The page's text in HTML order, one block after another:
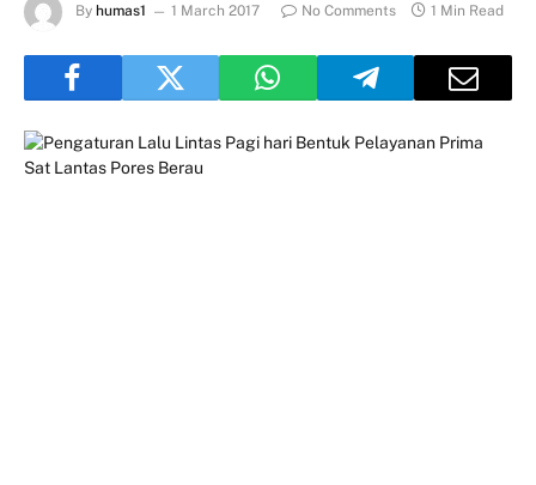
By humas1 1 March 2017 No Comments 1 Min Read